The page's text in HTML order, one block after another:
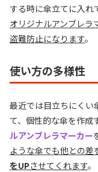
する時に傘立てに入れ
オリジナルアンブレラ
盗難防止になります。
使い方の多様性
最近では目立ちにくい
て、個性的な傘を作成
ルアンブレラマーカー
ような傘でも他との差
をUPさせてくれます。